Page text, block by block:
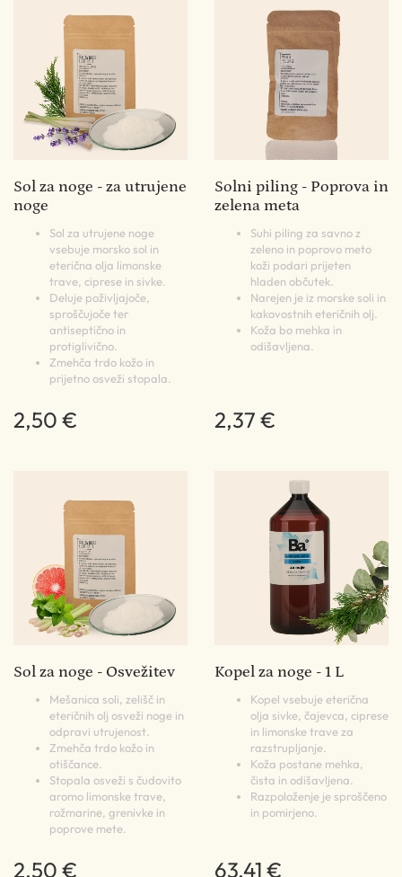
Sol za noge - za utrujene
noge
Sol za utrujene noge
vsebuje morsko sol in
eterična olja limonske
trave, ciprese in sivke.
Deluje poživljajoče,
sproščujoče ter
antiseptično in
protiglivično.
Zmehča trdo kožo in
prijetno osveži stopala.
2,50 €
Solni piling - Poprova in
zelena meta
Suhi piling za savno z
zeleno in poprovo meto
koži podari prijeten
hladen občutek.
Narejen je iz morske soli in
kakovostnih eteričnih olj.
Koža bo mehka in
odišavljena.
2,37 €
Sol za noge - Osvežitev
Mešanica soli, zelišč in
eteričnih olj osveži noge in
odpravi utrujenost.
Zmehča trdo kožo in
otiščance.
Stopala osveži s čudovito
aromo limonske trave,
rožmarine, grenivke in
poprove mete.
2,50 €
Kopel za noge - 1 L
Kopel vsebuje eterična
olja sivke, čajevca, ciprese
in limonske trave za
razstrupljanje.
Koža postane mehka,
čista in odišavljena.
Razpoloženje je sproščeno
in pomirjeno.
63,41 €